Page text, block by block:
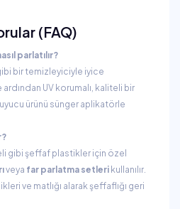
(FAQ)
parlatılır?
bir temizleyiciyle iyice
UV korumalı, kaliteli bir
ürünü sünger aplikatörle
gibi şeffaf plastikler için özel
veya far parlatma setleri kullanılır.
ve matlığı alarak şeffaflığı geri